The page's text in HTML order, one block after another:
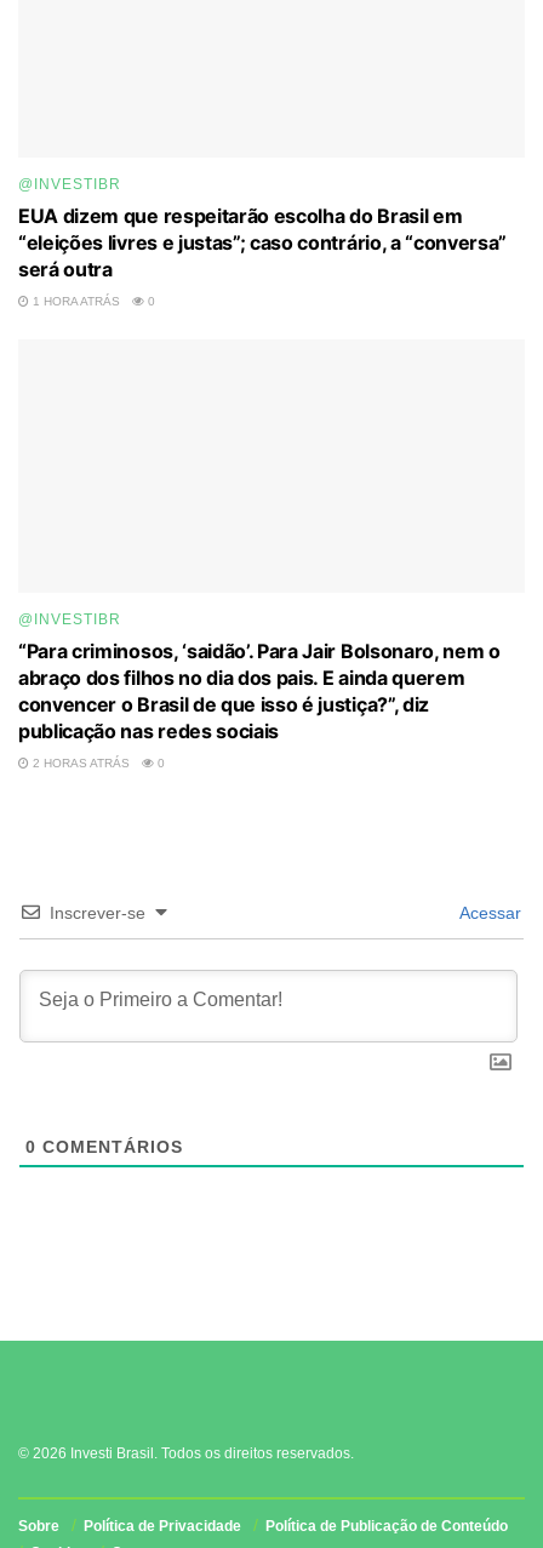
@INVESTIBR
EUA dizem que respeitarão escolha do Brasil em
“eleições livres e justas”; caso contrário, a “conversa”
será outra
1 HORA ATRÁS 0
@INVESTIBR
“Para criminosos, ‘saidão’. Para Jair Bolsonaro, nem o
abraço dos filhos no dia dos pais. E ainda querem
convencer o Brasil de que isso é justiça?”, diz
publicação nas redes sociais
2 HORAS ATRÁS 0
Inscrever-se Acessar
0 COMENTÁRIOS
© 2026 Investi Brasil. Todos os direitos reservados.
Sobre Política de Privacidade
Política de Publicação de Conteúdo